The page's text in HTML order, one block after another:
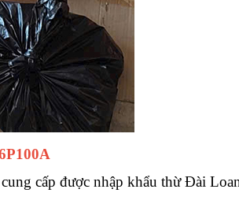
cấp được nhập khẩu thừ Đài